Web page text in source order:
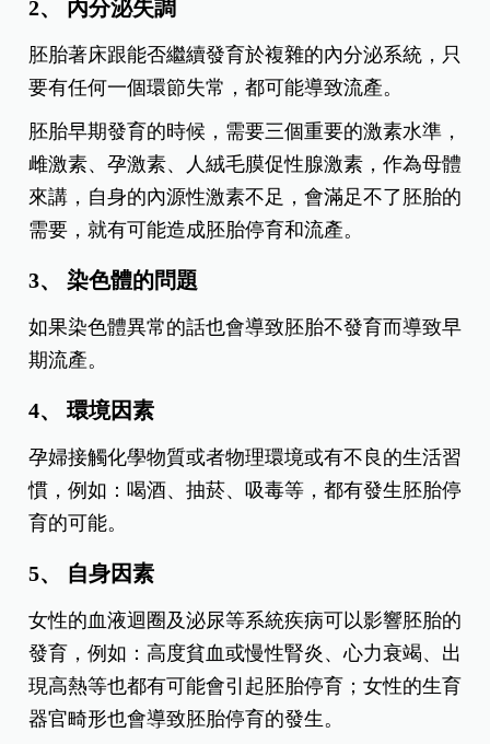
2、 內分泌失調
胚胎著床跟能否繼續發育於複雜的內分泌系統，只
要有任何一個環節失常，都可能導致流產。
胚胎早期發育的時候，需要三個重要的激素水準，
雌激素、孕激素、人絨毛膜促性腺激素，作為母體
來講，自身的內源性激素不足，會滿足不了胚胎的
需要，就有可能造成胚胎停育和流產。
3、 染色體的問題
如果染色體異常的話也會導致胚胎不發育而導致早
期流產。
4、 環境因素
孕婦接觸化學物質或者物理環境或有不良的生活習
慣，例如：喝酒、抽菸、吸毒等，都有發生胚胎停
育的可能。
5、 自身因素
女性的血液迴圈及泌尿等系統疾病可以影響胚胎的
發育，例如：高度貧血或慢性腎炎、心力衰竭、出
現高熱等也都有可能會引起胚胎停育；女性的生育
器官畸形也會導致胚胎停育的發生。